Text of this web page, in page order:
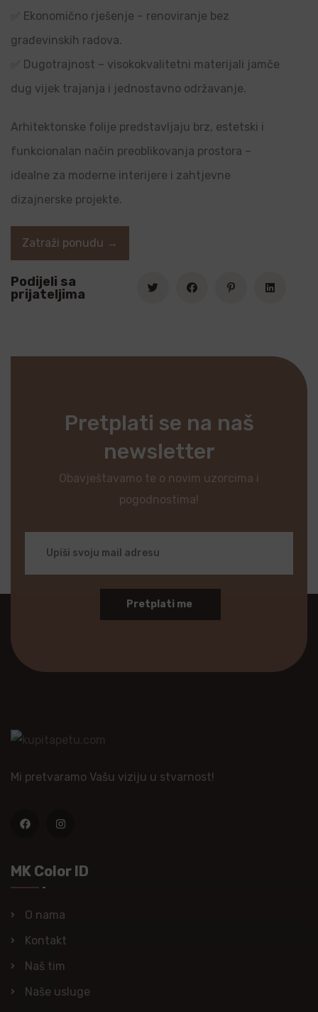
✅ Ekonomično rješenje – renoviranje bez
građevinskih radova.
✅ Dugotrajnost – visokokvalitetni materijali jamče
dug vijek trajanja i jednostavno održavanje.
Arhitektonske folije predstavljaju brz, estetski i
funkcionalan način preoblikovanja prostora –
idealne za moderne interijere i zahtjevne
dizajnerske projekte.
Podijeli sa
prijateljima
Zatraži ponudu →
Pretplati se na naš
newsletter
Obavještavamo te o novim uzorcima i
pogodnostima!
Pretplati me
Mi pretvaramo Vašu viziju u stvarnost!
MK Color ID
O nama
Kontakt
Naš tim
Naše usluge